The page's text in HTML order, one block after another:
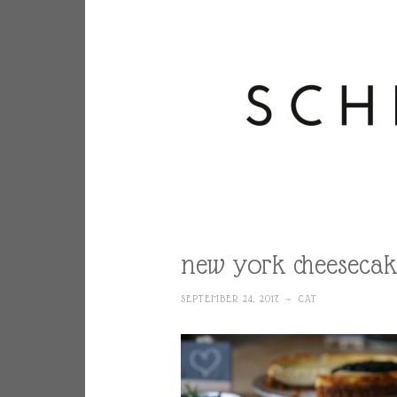
new york
SEPTEMBER 24, 2017 ~ CAT